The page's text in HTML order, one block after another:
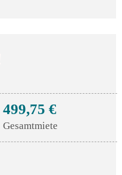
499,75 €
Gesamtmiete